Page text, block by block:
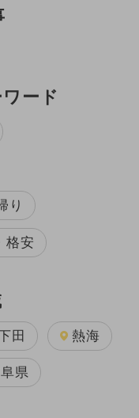
ード
り
格安
田 熱海
県